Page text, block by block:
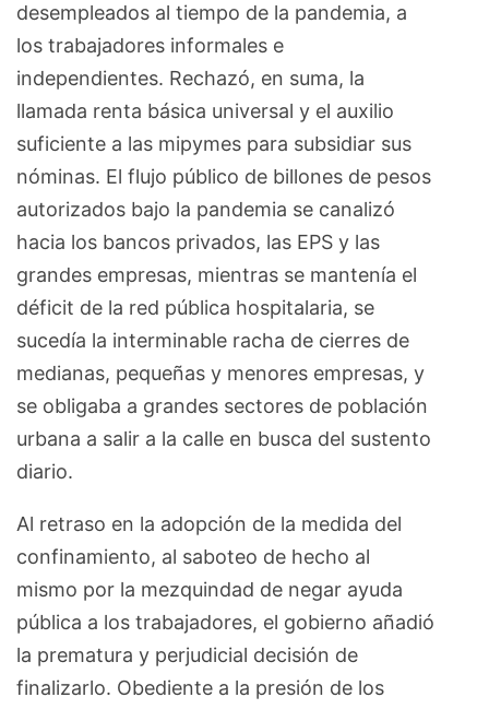
desempleados al tiempo de la pandemia, a
los trabajadores informales e
independientes. Rechazó, en suma, la
llamada renta básica universal y el auxilio
suficiente a las mipymes para subsidiar sus
nóminas. El flujo público de billones de pesos
autorizados bajo la pandemia se canalizó
hacia los bancos privados, las EPS y las
grandes empresas, mientras se mantenía el
déficit de la red pública hospitalaria, se
sucedía la interminable racha de cierres de
medianas, pequeñas y menores empresas, y
se obligaba a grandes sectores de población
urbana a salir a la calle en busca del sustento
diario.
Al retraso en la adopción de la medida del
confinamiento, al saboteo de hecho al
mismo por la mezquindad de negar ayuda
pública a los trabajadores, el gobierno añadió
la prematura y perjudicial decisión de
finalizarlo. Obediente a la presión de los